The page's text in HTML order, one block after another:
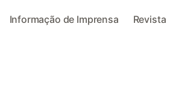
Informação de Imprensa Revista